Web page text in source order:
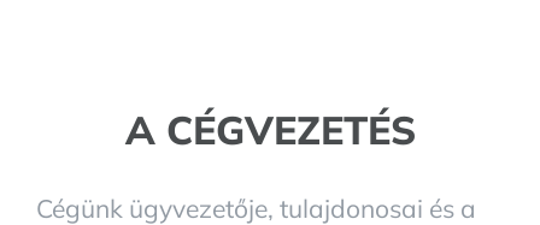
A CÉGVEZETÉS
Cégünk ügyvezetője, tulajdonosai és a